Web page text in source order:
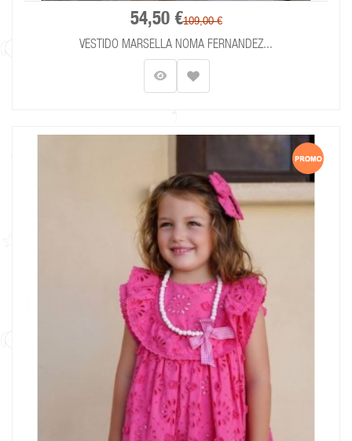
54,50 €109,00 €
VESTIDO MARSELLA NOMA FERNANDEZ...